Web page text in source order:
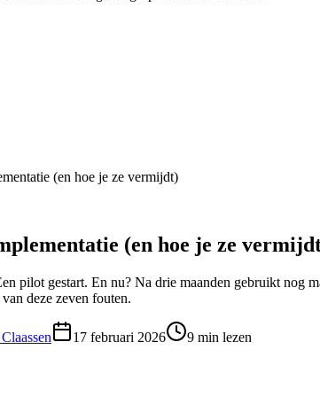
(en hoe je ze vermijdt)
(en hoe je ze
pilot gestart. En nu? Na drie maanden gebruikt nog
deze zeven fouten.
17 februari 2026 9 min lezen